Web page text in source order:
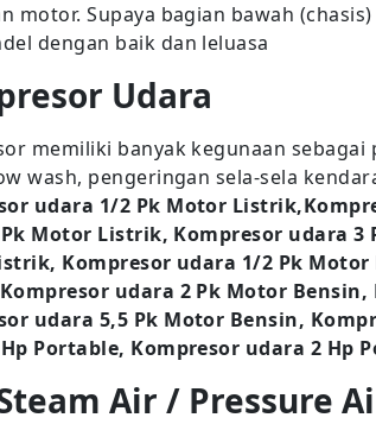
motor. Supaya bagian bawah
dengan baik dan leluasa
Udara
memiliki banyak kegunaan
wash, pengeringan sela-sela
udara 1/2 Pk Motor
Motor Listrik, Kompresor udara
Kompresor udara 1/2 Pk
udara 2 Pk Motor
udara 5,5 Pk Motor Bensin,
Portable, Kompresor udara 2 Hp
Air / Pressure